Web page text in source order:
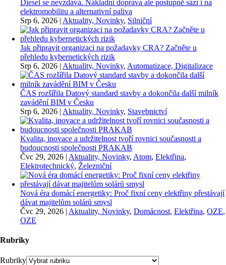
Diesel se nevzdává. Nákladní doprava ale postupně sází i na
elektromobilitu a alternativní paliva
Srp 6, 2026 | Aktuality, Novinky, Silniční
Jak připravit organizaci na požadavky CRA? Začněte u
přehledu kybernetických rizik
Srp 6, 2026 | Aktuality, Novinky, Automatizace, Digitalizace
ČAS rozšířila Datový standard stavby a dokončila další milník
zavádění BIM v Česku
Srp 6, 2026 | Aktuality, Novinky, Stavebnictví
Kvalita, inovace a udržitelnost tvoří rovnici současnosti a
budoucnosti společnosti PRAKAB
Čvc 29, 2026 | Aktuality, Novinky, Atom, Elektřina,
Elektrotechnický, Železniční
Nová éra domácí energetiky: Proč fixní ceny elektřiny přestávají
dávat majitelům solárů smysl
Čvc 29, 2026 | Aktuality, Novinky, Domácnost, Elektřina, OZE,
OZE
Rubriky
Rubriky